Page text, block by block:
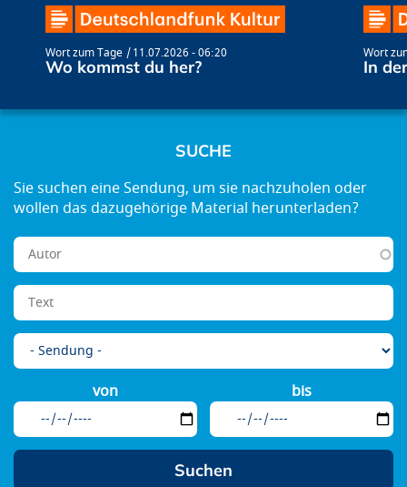
Wort zum Tage 11.07.2026 - 06:20
Wo kommst du her?
Wort
In
SUCHE
von bis